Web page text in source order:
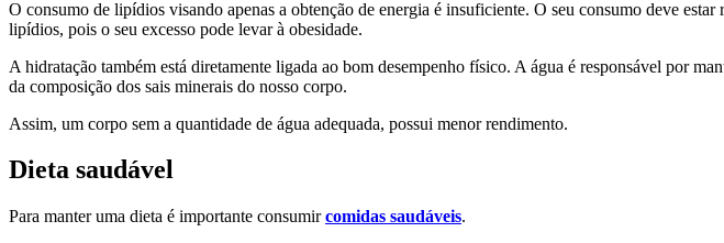
O consumo de lipídios visando apenas a obtenção de energia é insuficiente. O seu consumo deve
lipídios, pois o seu excesso pode levar à obesidade.
A hidratação também está diretamente ligada ao bom desempenho físico. A água é responsável por
da composição dos sais minerais do nosso corpo.
Assim, um corpo sem a quantidade de água adequada, possui menor rendimento.
Dieta saudável
Para manter uma dieta é importante consumircomidas saudáveis.